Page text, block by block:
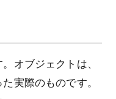
オブジェクトは、
実際のものです。